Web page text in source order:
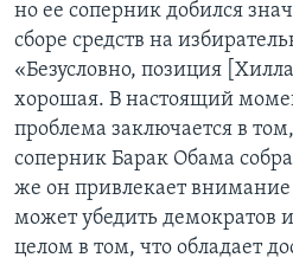
но ее соперник добился
сборе средств на
«Безусловно, позиция
хорошая. В настоящий
проблема заключается в
соперник Барак Обама
же он привлекает
может убедить демократов
целом в том, что обладает